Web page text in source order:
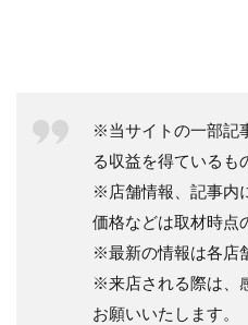
※当サイトの一部記
る収益を得ているも
※店舗情報、記事内
価格などは取材時点
※最新の情報は各店
※来店される際は、
お願いいたします。